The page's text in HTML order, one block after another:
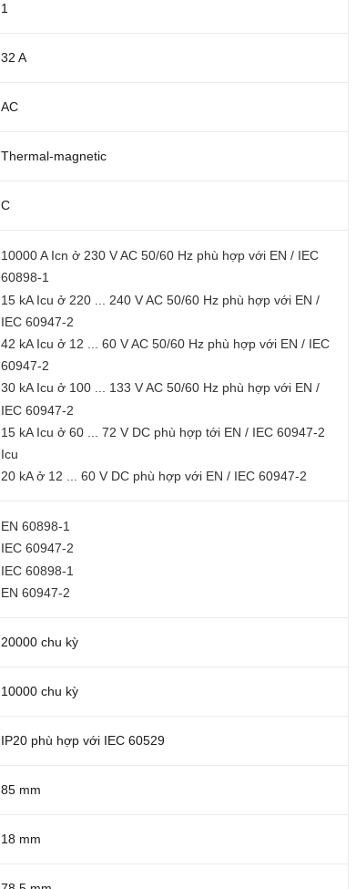
1
32 A
AC
Thermal-magnetic
C
10000 A Icn ở 230 V AC 50/60 Hz phù hợp với EN / IEC
60898-1
15 kA Icu ở 220 ... 240 V AC 50/60 Hz phù hợp với EN /
IEC 60947-2
42 kA Icu ở 12 ... 60 V AC 50/60 Hz phù hợp với EN / IEC
60947-2
30 kA Icu ở 100 ... 133 V AC 50/60 Hz phù hợp với EN /
IEC 60947-2
15 kA Icu ở 60 ... 72 V DC phù hợp tới EN / IEC 60947-2
Icu
20 kA ở 12 ... 60 V DC phù hợp với EN / IEC 60947-2
EN 60898-1
IEC 60947-2
IEC 60898-1
EN 60947-2
20000 chu kỳ
10000 chu kỳ
IP20 phù hợp với IEC 60529
85 mm
18 mm